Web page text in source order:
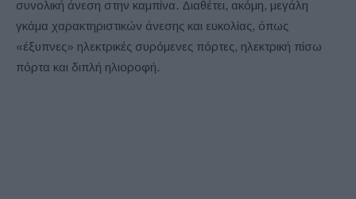
συνολική άνεση στην καμπίνα. Διαθέτει, ακόμη, μεγάλη
γκάμα χαρακτηριστικών άνεσης και ευκολίας, όπως
«έξυπνες» ηλεκτρικές συρόμενες πόρτες, ηλεκτρική πίσω
πόρτα και διπλή ηλιοροφή.